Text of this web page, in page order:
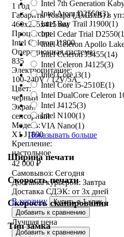
Intel 7th Generation
Intel Atom D2550(3)
Intel Bay Trail J1900(1)
Intel Cedar Trial D2550
Intel Celeron Apollo
Intel Celeron J3455(14)
Intel Celeron J4125(3)
Intel Core i3(1)
Intel Core i5-2510E(1)
Intel DualCore Celeron
Intel J4125(3)
Intel N100(1)
VIA Nano(1)
Показывать больше
Ширина печати
Скорость печати
Скорость сканирования
Тип замка
1 год
Габариты товара (ДxШxВ) в уп:
460x295x415 мм
Процессор:
Intel Celeron J1800
Операционная система:
835
Электропитание:
100-240V / 12V/5A
Цвет:
черный
Экран:
сенсорный
Модель:
X1 J1800
Крепление:
настольное
42 000 ₽
Самовывоз: Сегодня
Доставка курьером: Завтра
Доставка СДЭК: от 3х дней
В корзину
Купить в 1 клик
Добавить к сравнению
Лучшая цена
Добавить к сравнению